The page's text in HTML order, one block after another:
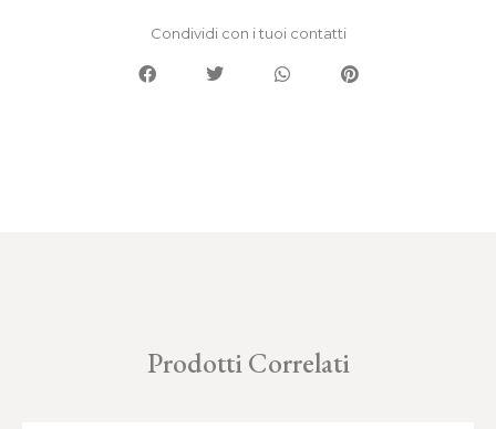
Condividi con i tuoi contatti
Prodotti Correlati